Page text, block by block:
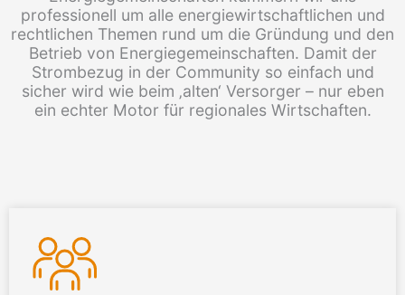
professionell um alle energiewirtschaftlichen und
rechtlichen Themen rund um die Gründung und den
Betrieb von Energiegemeinschaften. Damit der
Strombezug in der Community so einfach und
sicher wird wie beim ‚alten‘ Versorger – nur eben
ein echter Motor für regionales Wirtschaften.